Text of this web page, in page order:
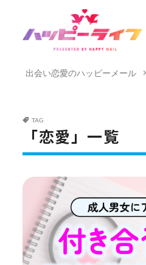
出会い恋愛のハッピーメール
TAG
「恋愛」一覧